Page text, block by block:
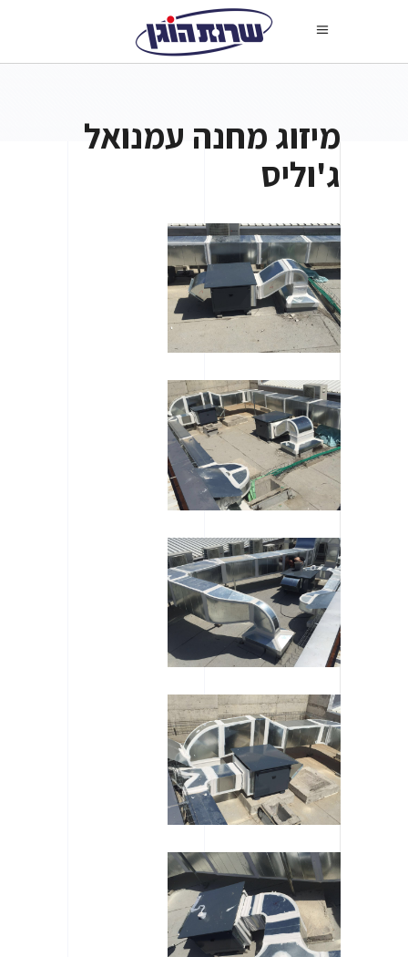
מיזוג מחנה עמנואל
ג'וליס